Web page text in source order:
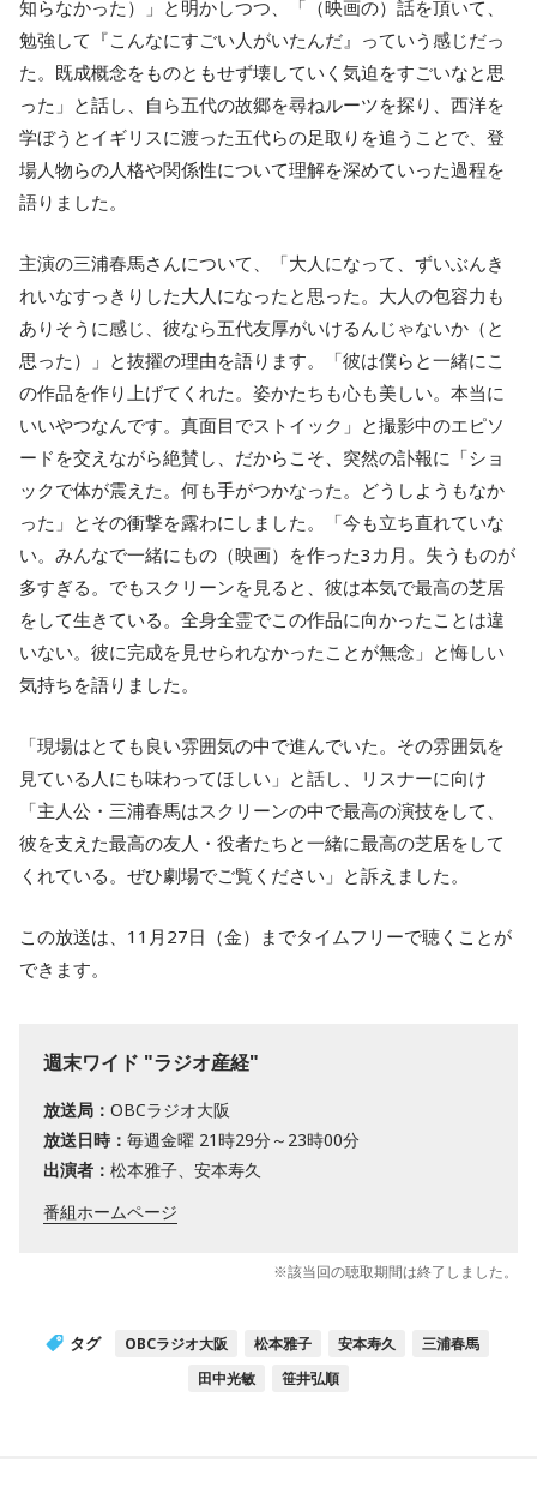
知らなかった）」と明かしつつ、「（映画の）話を頂いて、
勉強して『こんなにすごい人がいたんだ』っていう感じだっ
た。既成概念をものともせず壊していく気迫をすごいなと思
った」と話し、自ら五代の故郷を尋ねルーツを探り、西洋を
学ぼうとイギリスに渡った五代らの足取りを追うことで、登
場人物らの人格や関係性について理解を深めていった過程を
語りました。
主演の三浦春馬さんについて、「大人になって、ずいぶんき
れいなすっきりした大人になったと思った。大人の包容力も
ありそうに感じ、彼なら五代友厚がいけるんじゃないか（と
思った）」と抜擢の理由を語ります。「彼は僕らと一緒にこ
の作品を作り上げてくれた。姿かたちも心も美しい。本当に
いいやつなんです。真面目でストイック」と撮影中のエピソ
ードを交えながら絶賛し、だからこそ、突然の訃報に「ショ
ックで体が震えた。何も手がつかなった。どうしようもなか
った」とその衝撃を露わにしました。「今も立ち直れていな
い。みんなで一緒にもの（映画）を作った3カ月。失うものが
多すぎる。でもスクリーンを見ると、彼は本気で最高の芝居
をして生きている。全身全霊でこの作品に向かったことは違
いない。彼に完成を見せられなかったことが無念」と悔しい
気持ちを語りました。
「現場はとても良い雰囲気の中で進んでいた。その雰囲気を
見ている人にも味わってほしい」と話し、リスナーに向け
「主人公・三浦春馬はスクリーンの中で最高の演技をして、
彼を支えた最高の友人・役者たちと一緒に最高の芝居をして
くれている。ぜひ劇場でご覧ください」と訴えました。
この放送は、11月27日（金）までタイムフリーで聴くことが
できます。
週末ワイド "ラジオ産経"
放送局： OBCラジオ大阪
放送日時： 毎週金曜 21時29分～23時00分
出演者： 松本雅子、安本寿久
番組ホームページ
※該当回の聴取期間は終了しました。
タグ OBCラジオ大阪 松本雅子 安本寿久
三浦春馬
田中光敏
笹井弘順